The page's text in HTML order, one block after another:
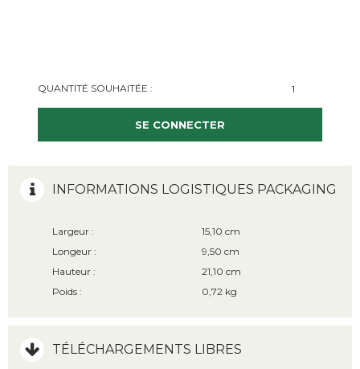
QUANTITÉ SOUHAITÉE :
SE CONNECTER
INFORMATIONS LOGISTIQUES PACKAGING
Largeur :
15,10 cm
Longeur :
9,50 cm
Hauteur :
21,10 cm
Poids :
0,72 kg
TÉLÉCHARGEMENTS LIBRES